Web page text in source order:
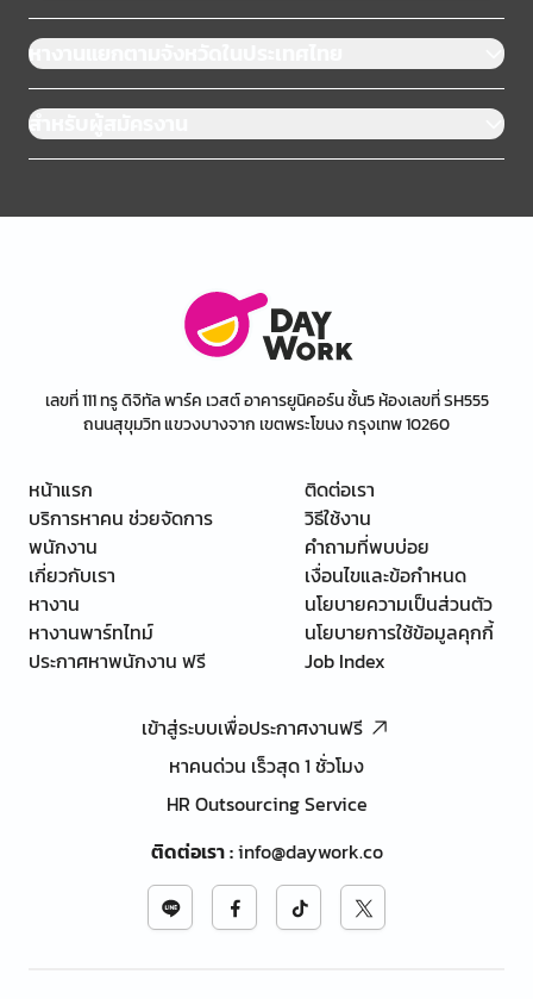
หางานแยกตามจังหวัดในประเทศไทย
สำหรับผู้สมัครงาน
เลขที่ 111 ทรู ดิจิทัล พาร์ค เวสต์ อาคารยูนิคอร์น ชั้น5 ห้องเลขที่ SH555
ถนนสุขุมวิท แขวงบางจาก เขตพระโขนง กรุงเทพ 10260
หน้าแรก
บริการหาคน ช่วยจัดการ
พนักงาน
เกี่ยวกับเรา
หางาน
หางานพาร์ทไทม์
ประกาศหาพนักงาน ฟรี
ติดต่อเรา
วิธีใช้งาน
คำถามที่พบบ่อย
เงื่อนไขและข้อกำหนด
นโยบายความเป็นส่วนตัว
นโยบายการใช้ข้อมูลคุกกี้
Job Index
เข้าสู่ระบบเพื่อประกาศงานฟรี
หาคนด่วน เร็วสุด 1 ชั่วโมง
HR Outsourcing Service
ติดต่อเรา:info@daywork.co